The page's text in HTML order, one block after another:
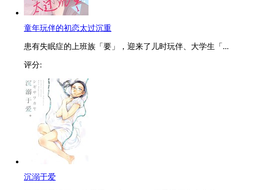
童年玩伴的初恋太过沉重
患有失眠症的上班族「要」，迎来了儿时玩伴、大学生「...
评分:
沉溺于爱